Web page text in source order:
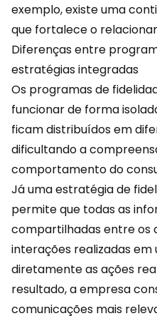
exemplo, existe uma
que fortalece o
Diferenças entre
estratégias integradas
Os programas de
funcionar de forma
ficam distribuídos em
dificultando a
comportamento do
Já uma estratégia de
permite que todas as
compartilhadas entre os
interações realizadas
diretamente as ações
resultado, a empresa
comunicações mais